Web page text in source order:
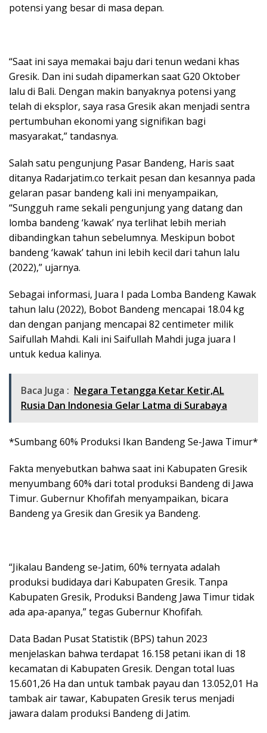
potensi yang besar di masa depan.
“Saat ini saya memakai baju dari tenun wedani khas
Gresik. Dan ini sudah dipamerkan saat G20 Oktober
lalu di Bali. Dengan makin banyaknya potensi yang
telah di eksplor, saya rasa Gresik akan menjadi sentra
pertumbuhan ekonomi yang signifikan bagi
masyarakat,” tandasnya.
Salah satu pengunjung Pasar Bandeng, Haris saat
ditanya Radarjatim.co terkait pesan dan kesannya pada
gelaran pasar bandeng kali ini menyampaikan,
“Sungguh rame sekali pengunjung yang datang dan
lomba bandeng ‘kawak’ nya terlihat lebih meriah
dibandingkan tahun sebelumnya. Meskipun bobot
bandeng ‘kawak’ tahun ini lebih kecil dari tahun lalu
(2022),” ujarnya.
Sebagai informasi, Juara I pada Lomba Bandeng Kawak
tahun lalu (2022), Bobot Bandeng mencapai 18.04 kg
dan dengan panjang mencapai 82 centimeter milik
Saifullah Mahdi. Kali ini Saifullah Mahdi juga juara I
untuk kedua kalinya.
Baca Juga : Negara Tetangga Ketar Ketir,AL
Rusia Dan Indonesia Gelar Latma di Surabaya
*Sumbang 60% Produksi Ikan Bandeng Se-Jawa Timur*
Fakta menyebutkan bahwa saat ini Kabupaten Gresik
menyumbang 60% dari total produksi Bandeng di Jawa
Timur. Gubernur Khofifah menyampaikan, bicara
Bandeng ya Gresik dan Gresik ya Bandeng.
“Jikalau Bandeng se-Jatim, 60% ternyata adalah
produksi budidaya dari Kabupaten Gresik. Tanpa
Kabupaten Gresik, Produksi Bandeng Jawa Timur tidak
ada apa-apanya,” tegas Gubernur Khofifah.
Data Badan Pusat Statistik (BPS) tahun 2023
menjelaskan bahwa terdapat 16.158 petani ikan di 18
kecamatan di Kabupaten Gresik. Dengan total luas
15.601,26 Ha dan untuk tambak payau dan 13.052,01 Ha
tambak air tawar, Kabupaten Gresik terus menjadi
jawara dalam produksi Bandeng di Jatim.